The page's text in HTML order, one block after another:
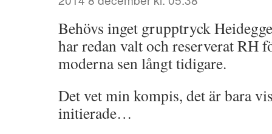
Behövs inget grupptryck
har redan valt och reserverat RH
moderna sen långt tidigare.
Det vet min kompis, det är bara
initierade…